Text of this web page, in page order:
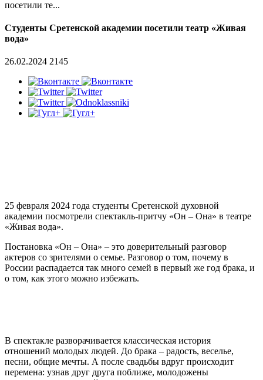
посетили те...
Студенты Сретенской академии посетили театр «Живая
вода»
26.02.2024 2145
25 февраля 2024 года студенты Сретенской духовной
академии посмотрели спектакль-притчу «Он – Она» в театре
«Живая вода».
Постановка «Он – Она» – это доверительный разговор
актеров со зрителями о семье. Разговор о том, почему в
России распадается так много семей в первый же год брака, и
о том, как этого можно избежать.
В спектакле разворачивается классическая история
отношений молодых людей. До брака – радость, веселье,
песни, общие мечты. А после свадьбы вдруг происходит
перемена: узнав друг друга поближе, молодожены